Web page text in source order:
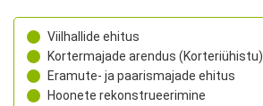
Viilhallide ehitus
Kortermajade arendus (Korteriühistu)
Eramute- ja paarismajade ehitus
Hoonete rekonstrueerimine